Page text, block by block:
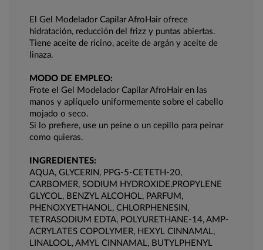
El Gel Modelador Capilar AfroHair ofrece
hidratación, reducción del frizz y puntas abiertas.
Tiene aceite de ricino, aceite de argán y aceite de
linaza.
MODO DE EMPLEO:
Frote el Gel Modelador Capilar AfroHair en las
manos y aplíquelo uniformemente sobre el cabello
mojado o seco.
Si lo prefiere, use un peine o un cepillo para peinar
como quieras.
INGREDIENTES:
AQUA, GLYCERIN, PPG-5-CETETH-20,
CARBOMER, SODIUM HYDROXIDE,PROPYLENE
GLYCOL, BENZYL ALCOHOL, PARFUM,
PHENOXYETHANOL, CHLORPHENESIN,
TETRASODIUM EDTA, POLYURETHANE-14, AMP-
ACRYLATES COPOLYMER, HEXYL CINNAMAL,
LINALOOL, AMYL CINNAMAL, BUTYLPHENYL